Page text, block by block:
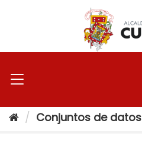
Conjuntos de datos